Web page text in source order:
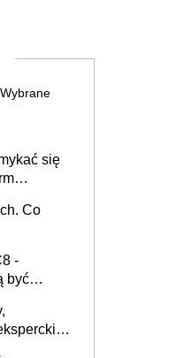
Wybrane
się
Co
-
być
-